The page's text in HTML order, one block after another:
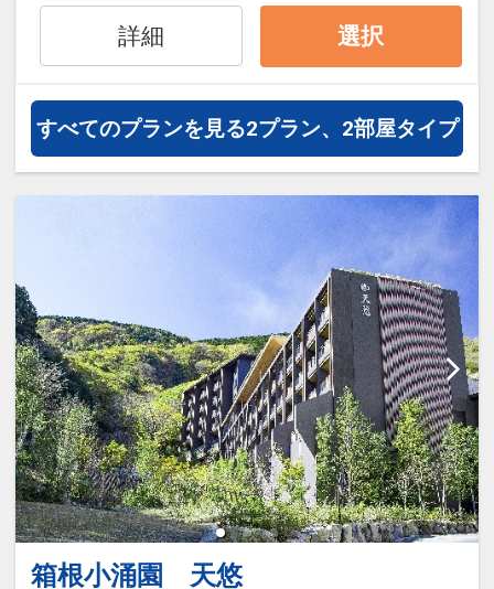
30日
インターネットコース番号：DP-1-
17261650
モ」欄、またはご予約後「マイページ」
にご希望の開始時間をご記入ください。
度でも利用OK
●誕生日（※前後１４日以内対象）の方
に音色珠をご用意（１部屋に１つ滞在中
1回）
●結婚記念日等（※前後１４日以内対
象）の方に夫婦箸をご用意（１部屋に１
つ滞在中1回）
※ご予約時に「お問合せ・ご要望メモ」
欄、またはご予約後「マイページ」に、
記念日の内容（誕生日・結婚記念日等）
をご記入ください。
詳細 選択
すべてのプランを見る2プラン、2部屋タイプ
箱根小涌園 天悠